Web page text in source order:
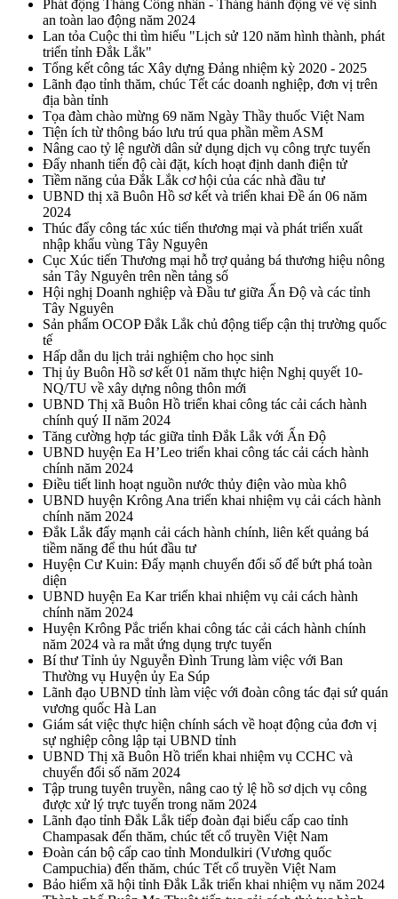
Phát động Tháng Công nhân - Tháng hành động về vệ sinh
an toàn lao động năm 2024
Lan tỏa Cuộc thi tìm hiểu "Lịch sử 120 năm hình thành, phát
triển tỉnh Đắk Lắk"
Tổng kết công tác Xây dựng Đảng nhiệm kỳ 2020 - 2025
Lãnh đạo tỉnh thăm, chúc Tết các doanh nghiệp, đơn vị trên
địa bàn tỉnh
Tọa đàm chào mừng 69 năm Ngày Thầy thuốc Việt Nam
Tiện ích từ thông báo lưu trú qua phần mềm ASM
Nâng cao tỷ lệ người dân sử dụng dịch vụ công trực tuyến
Đẩy nhanh tiến độ cài đặt, kích hoạt định danh điện tử
Tiềm năng của Đắk Lắk cơ hội của các nhà đầu tư
UBND thị xã Buôn Hồ sơ kết và triển khai Đề án 06 năm
2024
Thúc đẩy công tác xúc tiến thương mại và phát triển xuất
nhập khẩu vùng Tây Nguyên
Cục Xúc tiến Thương mại hỗ trợ quảng bá thương hiệu nông
sản Tây Nguyên trên nền tảng số
Hội nghị Doanh nghiệp và Đầu tư giữa Ấn Độ và các tỉnh
Tây Nguyên
Sản phẩm OCOP Đắk Lắk chủ động tiếp cận thị trường quốc
tế
Hấp dẫn du lịch trải nghiệm cho học sinh
Thị ủy Buôn Hồ sơ kết 01 năm thực hiện Nghị quyết 10-
NQ/TU về xây dựng nông thôn mới
UBND Thị xã Buôn Hồ triển khai công tác cải cách hành
chính quý II năm 2024
Tăng cường hợp tác giữa tỉnh Đắk Lắk với Ấn Độ
UBND huyện Ea H’Leo triển khai công tác cải cách hành
chính năm 2024
Điều tiết linh hoạt nguồn nước thủy điện vào mùa khô
UBND huyện Krông Ana triển khai nhiệm vụ cải cách hành
chính năm 2024
Đắk Lắk đẩy mạnh cải cách hành chính, liên kết quảng bá
tiềm năng để thu hút đầu tư
Huyện Cư Kuin: Đẩy mạnh chuyển đổi số để bứt phá toàn
diện
UBND huyện Ea Kar triển khai nhiệm vụ cải cách hành
chính năm 2024
Huyện Krông Pắc triển khai công tác cải cách hành chính
năm 2024 và ra mắt ứng dụng trực tuyến
Bí thư Tỉnh ủy Nguyễn Đình Trung làm việc với Ban
Thường vụ Huyện ủy Ea Súp
Lãnh đạo UBND tỉnh làm việc với đoàn công tác đại sứ quán
vương quốc Hà Lan
Giám sát việc thực hiện chính sách về hoạt động của đơn vị
sự nghiệp công lập tại UBND tỉnh
UBND Thị xã Buôn Hồ triển khai nhiệm vụ CCHC và
chuyển đổi số năm 2024
Tập trung tuyên truyền, nâng cao tỷ lệ hồ sơ dịch vụ công
được xử lý trực tuyến trong năm 2024
Lãnh đạo tỉnh Đắk Lắk tiếp đoàn đại biểu cấp cao tỉnh
Champasak đến thăm, chúc tết cổ truyền Việt Nam
Đoàn cán bộ cấp cao tỉnh Mondulkiri (Vương quốc
Campuchia) đến thăm, chúc Tết cổ truyền Việt Nam
Bảo hiểm xã hội tỉnh Đắk Lắk triển khai nhiệm vụ năm 2024